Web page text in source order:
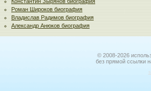
Роман Широков биография
Владислав Радимов биография
Александр Анюков биография
© 2008-2026
без прямой ссылки